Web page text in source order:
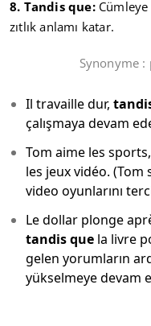
8. Tandis que:Cümleye
zıtlık anlamı katar.
Synonyme
Il travaille dur,
çalışmaya devam
Tom aime les sports,
les jeux vidéo.
video oyunlarını
Le dollar plonge
tandis que la livre
gelen yorumların
yükselmeye devam